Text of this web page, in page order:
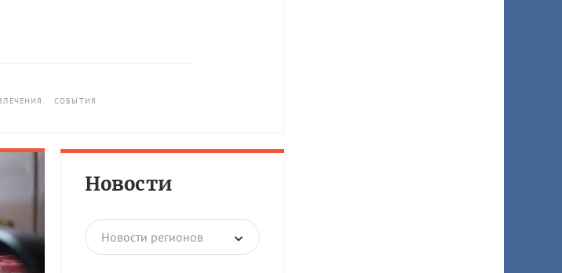
СОБЫТИЯ
Новости
Новости регионов